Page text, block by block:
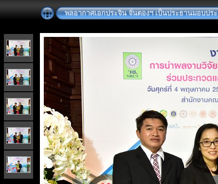
พลอากาศเอกประจิน จั่นตองฯ เป็นประธานมอบป